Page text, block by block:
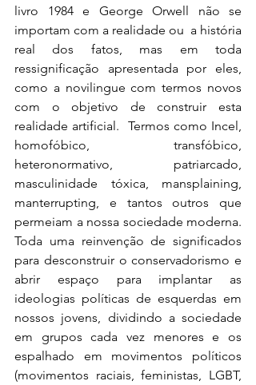
livro 1984 e George Orwell não se
importam com a realidade ou  a história
real dos fatos, mas em toda
ressignificação apresentada por eles,
como a novilingue com termos novos
com o objetivo de construir esta
realidade artificial.  Termos como Incel,
homofóbico, transfóbico,
heteronormativo, patriarcado,
masculinidade tóxica, mansplaining,
manterrupting, e tantos outros que
permeiam a nossa sociedade moderna.
Toda uma reinvenção de significados
para desconstruir o conservadorismo e
abrir espaço para implantar as
ideologias políticas de esquerdas em
nossos jovens, dividindo a sociedade
em grupos cada vez menores e os
espalhado em movimentos políticos
(movimentos raciais, feministas, LGBT,